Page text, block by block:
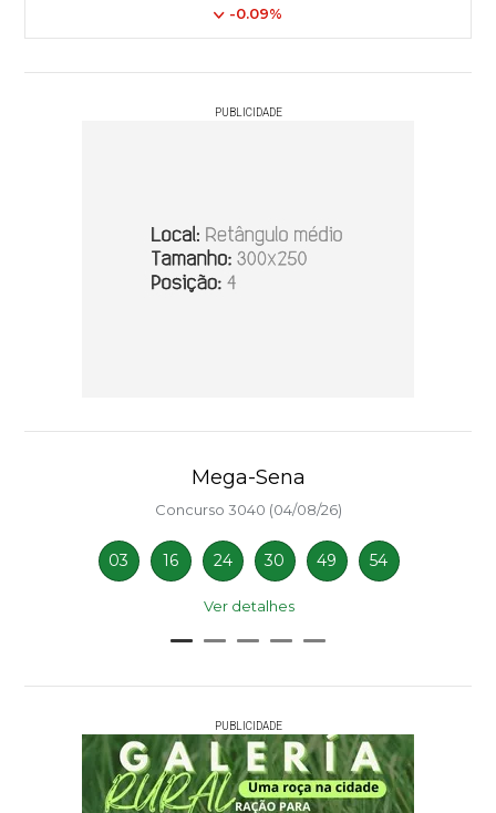
-0.09%
PUBLICIDADE
Mega-Sena
Concurso 3040 (04/08/26)
03 16 24 30 49 54
Ver detalhes
PUBLICIDADE